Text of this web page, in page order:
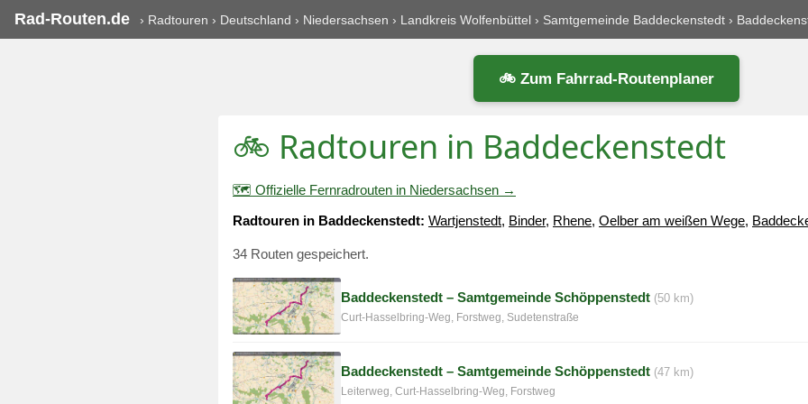
Rad-Routen.de › Radtouren › Deutschland › Niedersachsen › Landkreis Wolfenbüttel › Samtgemeinde Baddeckenstedt›
🚲 Zum Fahrrad-Routenplaner
🚲 Radtouren in Baddeckenstedt
🗺️ Offizielle Fernradrouten in Niedersachsen →
Radtouren in Baddeckenstedt: Wartjenstedt, Binder, Rhene, Oelber am weißen Wege,
34 Routen gespeichert.
Baddeckenstedt – Samtgemeinde Schöppenstedt (50 km)
Curt-Hasselbring-Weg, Forstweg, Sudetenstraße
Baddeckenstedt – Samtgemeinde Schöppenstedt (47 km)
Leiterweg, Curt-Hasselbring-Weg, Forstweg